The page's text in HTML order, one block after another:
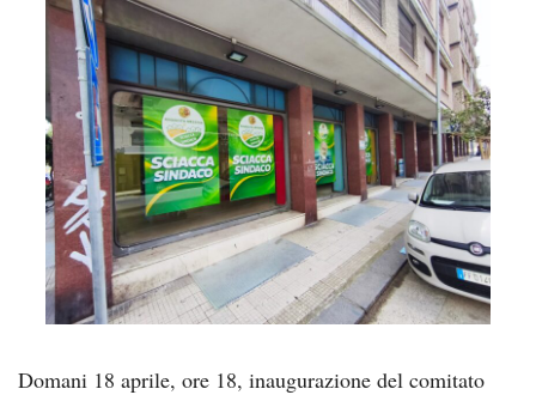
Domani 18 aprile, ore 18, inaugurazione del comitato